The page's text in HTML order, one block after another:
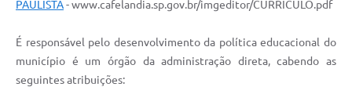
PAULISTA- www.cafelandia.sp.gov.br/imgeditor/CURRICULO.pdf
É responsável pelo desenvolvimento da política educacional do
município é um órgão da administração direta, cabendo as
seguintes atribuições: